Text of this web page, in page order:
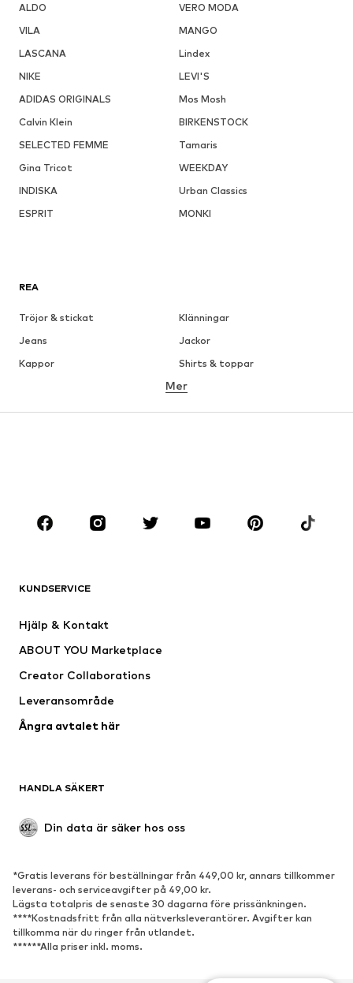
ALDO
VERO MODA
VILA
MANGO
LASCANA
Lindex
NIKE
LEVI'S
ADIDAS ORIGINALS
Mos Mosh
Calvin Klein
BIRKENSTOCK
SELECTED FEMME
Tamaris
Gina Tricot
WEEKDAY
INDISKA
Urban Classics
ESPRIT
MONKI
REA
Tröjor & stickat
Klänningar
Jeans
Jackor
Kappor
Shirts & toppar
Underkläder
Kjolar
Blusar & tunikor
Premium
Nytt
Underkläder
Kappor
Badkläder
Upcycling
Populärt
Sneakers
Stövletter
Pumps & högklackade skor
Stövlar
Sandaler
Ballerinaskor
Mer
KUNDSERVICE
Hjälp & Kontakt
ABOUT YOU Marketplace
Creator Collaborations
Leveransområde
Ångra avtalet här
HANDLA SÄKERT
Din data är säker hos oss
*Gratis leverans för beställningar från 449,00 kr, annars tillkommer
leverans- och serviceavgifter på 49,00 kr.
Lägsta totalpris de senaste 30 dagarna före prissänkningen.
****Kostnadsfritt från alla nätverksleverantörer. Avgifter kan
tillkomma när du ringer från utlandet.
******Alla priser inkl. moms.